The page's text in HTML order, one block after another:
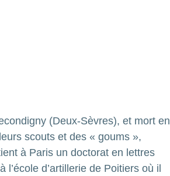
(Deux-Sèvres), et mort en
scouts et des « goums »,
à Paris un doctorat en lettres
d’artillerie de Poitiers où il